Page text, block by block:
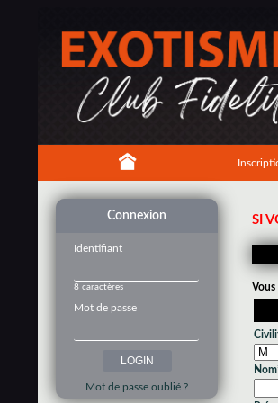
Connexion
Identifiant
8 caractères
Mot de passe
Mot de passe oublié ?
SI
Vous